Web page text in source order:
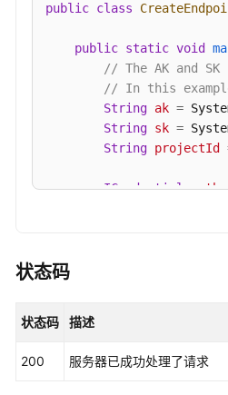
public class
public static void
// The AK and
// In this
String ak =
String sk =
String projectId
ICredential auth
状态码
状态码 描述
200 服务器已成功处理了请求